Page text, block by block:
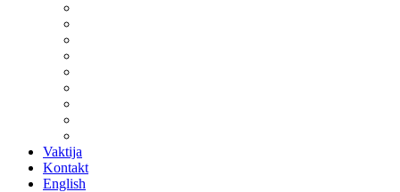
Vaktija
Kontakt
English